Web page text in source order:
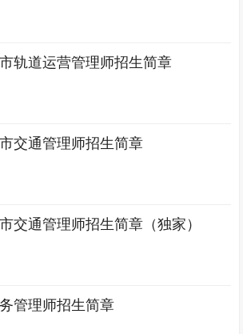
轨道运营管理师招生简章
交通管理师招生简章
交通管理师招生简章（独家）
管理师招生简章